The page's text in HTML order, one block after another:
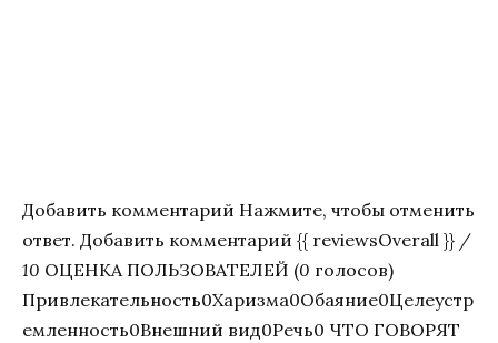
Добавить комментарий Нажмите, чтобы отменить
ответ. Добавить комментарий {{ reviewsOverall }} /
10 ОЦЕНКА ПОЛЬЗОВАТЕЛЕЙ (0 голосов)
Привлекательность0Харизма0Обаяние0Целеустр
емленность0Внешний вид0Речь0 ЧТО ГОВОРЯТ